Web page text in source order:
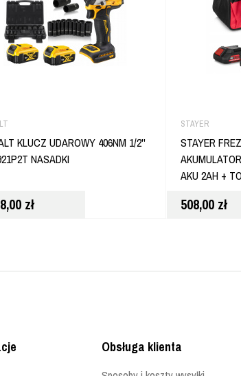
KLUCZ UDAROWY 406NM 1/2''
NASADKI
zł
STAYER
STAYER
AKU 2AH +
508,00 zł
Obsługa klienta